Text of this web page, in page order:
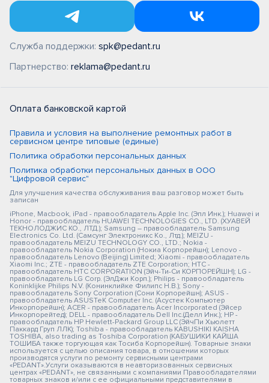
Служба поддержки: spk@pedant.ru
Партнерство: reklama@pedant.ru
Оплата банковской картой
Правила и условия на выполнение ремонтных работ в
сервисном центре типовые (единые)
Политика обработки персональных данных
Политика обработки персональных данных в ООО
"Цифровой сервис"
Для улучшения качества обслуживания ваш разговор может быть
записан
iPhone, Macbook, iPad - правообладатель Apple Inc. (Эпл Инк.); Huawei и
Honor - правообладатель HUAWEI TECHNOLOGIES CO., LTD. (ХУАВЕЙ
ТЕКНОЛОДЖИС КО., ЛТД.); Samsung – правообладатель Samsung
Electronics Co. Ltd. (Самсунг Электроникс Ко., Лтд.); MEIZU -
правообладатель MEIZU TECHNOLOGY CO., LTD.; Nokia -
правообладатель Nokia Corporation (Нокиа Корпорейшн); Lenovo -
правообладатель Lenovo (Beijing) Limited; Xiaomi - правообладатель
Xiaomi Inc.; ZTE - правообладатель ZTE Corporation; HTC -
правообладатель HTC CORPORATION (Эйч-Ти-Си КОРПОРЕЙШН); LG -
правообладатель LG Corp. (ЭлДжи Корп.); Philips - правообладатель
Koninklijke Philips N.V. (Конинклийке Филипс Н.В.); Sony -
правообладатель Sony Corporation (Сони Корпорейшн); ASUS -
правообладатель ASUSTeK Computer Inc. (Асустек Компьютер
Инкорпорейшн); ACER - правообладатель Acer Incorporated (Эйсер
Инкорпорейтед); DELL - правообладатель Dell Inc.(Делл Инк.); HP -
правообладатель HP Hewlett-Packard Group LLC (ЭйчПи Хьюлетт
Паккард Груп ЛЛК); Toshiba - правообладатель KABUSHIKI KAISHA
TOSHIBA, also trading as Toshiba Corporation (КАБУШИКИ КАЙША
ТОШИБА также торгующая как Тосиба Корпорейшн). Товарные знаки
используется с целью описания товара, в отношении которых
производятся услуги по ремонту сервисными центрами
«PEDANT».Услуги оказываются в неавторизованных сервисных
центрах «PEDANT», не связанными с компаниями Правообладателями
товарных знаков и/или с ее официальными представителями в